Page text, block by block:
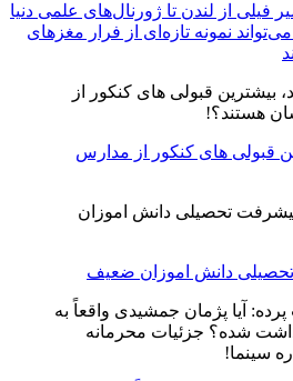
فیلی از لندن تا ژورنال‌های علمی دنیا
نمونه تازه‌ای از فرار مغزهای
قبولی های کنکور از مدارس
دانش اموزان ضعیف